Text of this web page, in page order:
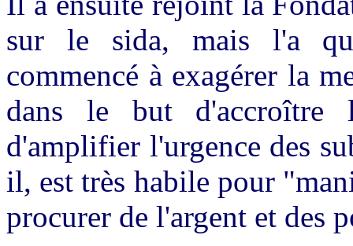
sur le sida, mais l'a
commencé à exagérer la
dans le but
d'amplifier l'urgence des
il, est très habile pour
procurer de l'argent et des